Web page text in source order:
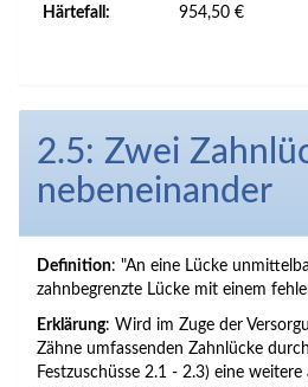
Härtefall: 954,50 €
2.5: Zwei
nebeneinander
Definition: "An eine Lücke
zahnbegrenzte Lücke mit einem
Erklärung: Wird im Zuge der
Zähne umfassenden Zahnlücke
Festzuschüsse 2.1 - 2.3) eine